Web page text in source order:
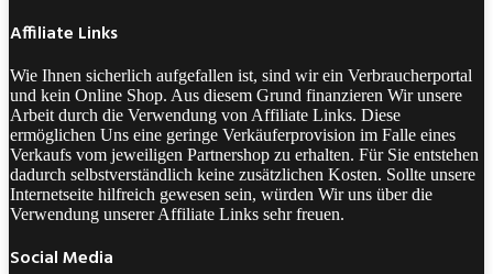
Affiliate Links
Wie Ihnen sicherlich aufgefallen ist, sind wir ein Verbraucherportal
und kein Online Shop. Aus diesem Grund finanzieren Wir unsere
Arbeit durch die Verwendung von Affiliate Links. Diese
ermöglichen Uns eine geringe Verkäuferprovision im Falle eines
Verkaufs vom jeweiligen Partnershop zu erhalten. Für Sie entstehen
dadurch selbstverständlich keine zusätzlichen Kosten. Sollte unsere
Internetseite hilfreich gewesen sein, würden Wir uns über die
Verwendung unserer Affiliate Links sehr freuen.
Social Media